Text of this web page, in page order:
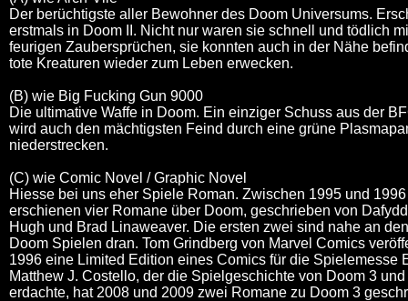
Der berüchtigste aller Bewohner des Doom Universums.
erstmals in Doom II. Nicht nur waren sie schnell und tödlich
feurigen Zaubersprüchen, sie konnten auch in der Nähe
tote Kreaturen wieder zum Leben erwecken.
(B) wie Big Fucking Gun 9000
Die ultimative Waffe in Doom. Ein einziger Schuss aus der
wird auch den mächtigsten Feind durch eine grüne
niederstrecken.
(C) wie Comic Novel / Graphic Novel
Hiesse bei uns eher Spiele Roman. Zwischen 1995 und 1996
erschienen vier Romane über Doom, geschrieben von
Hugh und Brad Linaweaver. Die ersten zwei sind nahe an
Doom Spielen dran. Tom Grindberg von Marvel Comics
1996 eine Limited Edition eines Comics für die Spielemesse
Matthew J. Costello, der die Spielgeschichte von Doom 3
erdachte, hat 2008 und 2009 zwei Romane zu Doom 3